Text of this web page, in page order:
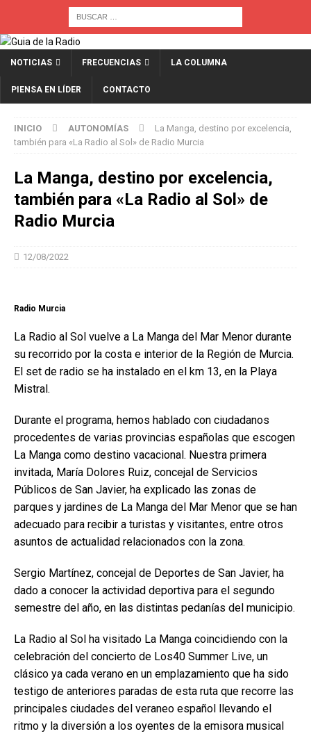
NOTICIAS FRECUENCIAS LA COLUMNA
PIENSA EN LÍDER CONTACTO
INICIO AUTONOMÍAS
La Manga, destino por excelencia,
también para «La Radio al Sol» de Radio Murcia
La Manga, destino por excelencia,
también para «La Radio al Sol» de
Radio Murcia
12/08/2022
Radio Murcia
La Radio al Sol vuelve a La Manga del Mar Menor durante
su recorrido por la costa e interior de la Región de Murcia.
El set de radio se ha instalado en el km 13, en la Playa
Mistral.
Durante el programa, hemos hablado con ciudadanos
procedentes de varias provincias españolas que escogen
La Manga como destino vacacional. Nuestra primera
invitada, María Dolores Ruiz, concejal de Servicios
Públicos de San Javier, ha explicado las zonas de
parques y jardines de La Manga del Mar Menor que se han
adecuado para recibir a turistas y visitantes, entre otros
asuntos de actualidad relacionados con la zona.
Sergio Martínez, concejal de Deportes de San Javier, ha
dado a conocer la actividad deportiva para el segundo
semestre del año, en las distintas pedanías del municipio.
La Radio al Sol ha visitado La Manga coincidiendo con la
celebración del concierto de Los40 Summer Live, un
clásico ya cada verano en un emplazamiento que ha sido
testigo de anteriores paradas de esta ruta que recorre las
principales ciudades del veraneo español llevando el
ritmo y la diversión a los oyentes de la emisora musical